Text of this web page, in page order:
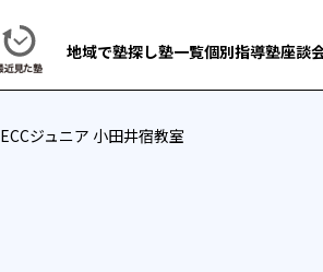
地域で塾探し塾一覧個別指導塾座談
ECCジュニア 小田井宿教室